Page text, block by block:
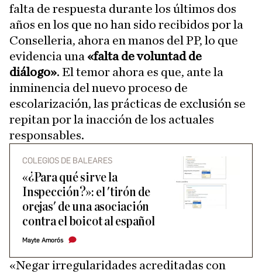
falta de respuesta durante los últimos dos
años en los que no han sido recibidos por la
Conselleria, ahora en manos del PP, lo que
evidencia una «falta de voluntad de
diálogo». El temor ahora es que, ante la
inminencia del nuevo proceso de
escolarización, las prácticas de exclusión se
repitan por la inacción de los actuales
responsables.
COLEGIOS DE BALEARES
«¿Para qué sirve la
Inspección?»: el 'tirón de
orejas' de una asociación
contra el boicot al español
Mayte Amorós
«Negar irregularidades acreditadas con